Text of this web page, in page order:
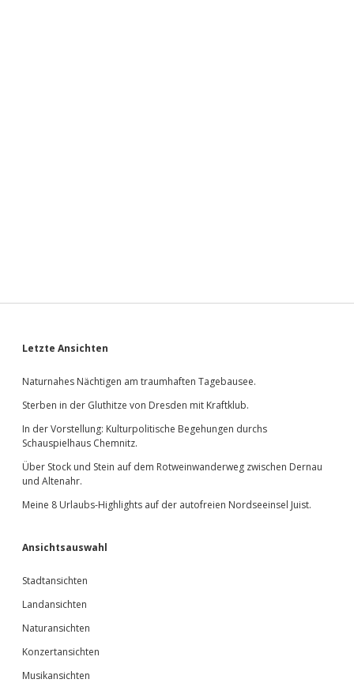
Sidebar
Letzte Ansichten
Naturnahes Nächtigen am traumhaften Tagebausee.
Sterben in der Gluthitze von Dresden mit Kraftklub.
In der Vorstellung: Kulturpolitische Begehungen durchs
Schauspielhaus Chemnitz.
Über Stock und Stein auf dem Rotweinwanderweg zwischen Dernau
und Altenahr.
Meine 8 Urlaubs-Highlights auf der autofreien Nordseeinsel Juist.
Ansichtsauswahl
Stadtansichten
Landansichten
Naturansichten
Konzertansichten
Musikansichten